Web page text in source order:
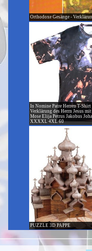
Orthodoxe Gesänge -
In Nomine Patre Herren T-Shirt
Verklärung des Herrn Jesus mit
Mose Elija Petrus Jakobus
XXXXL 4XL 60
PUZZLE 3D PAPPE